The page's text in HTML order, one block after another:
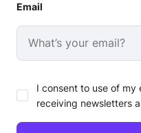
Email
I consent to use of my
receiving newsletters